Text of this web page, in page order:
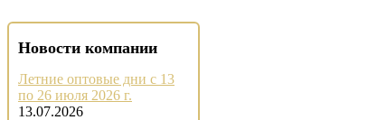
Новости компании
Летние оптовые дни с 13
по 26 июля 2026 г.
13.07.2026